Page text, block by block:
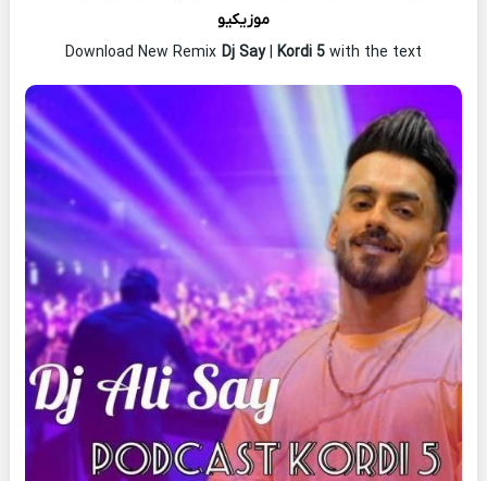
موزیکیو
Download New Remix Dj Say| Kordi 5 with the text